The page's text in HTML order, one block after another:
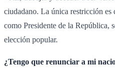
ciudadano. La única restricción es
como Presidente de la República,
elección popular.
¿Tengo que renunciar a mi